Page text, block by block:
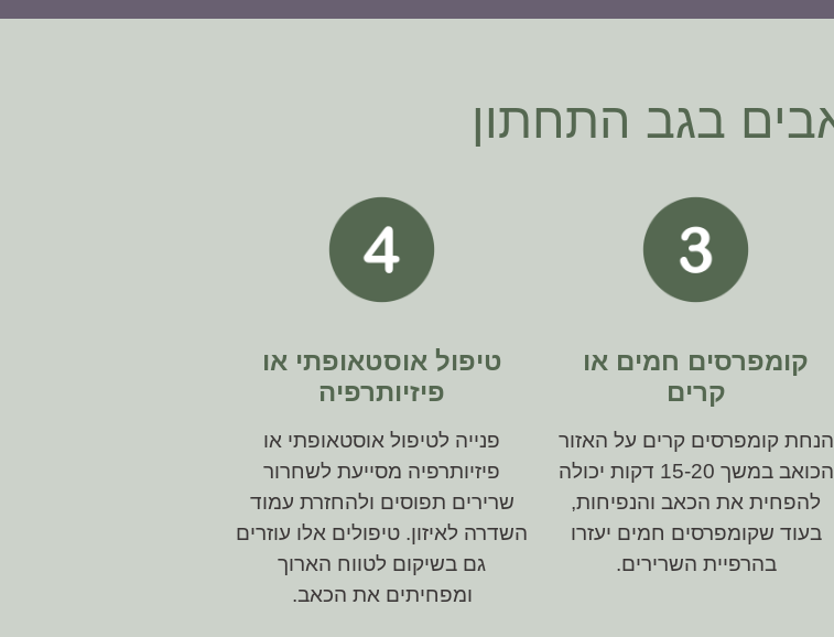
קומפרסים חמים או
קרים
הנחת קומפרסים קרים על האזור
הכואב במשך 15-20 דקות יכולה
להפחית את הכאב והנפיחות,
בעוד שקומפרסים חמים יעזרו
בהרפיית השרירים.
טיפול אוסטאופתי או
פיזיותרפיה
פנייה לטיפול אוסטאופתי או
פיזיותרפיה מסייעת לשחרור
שרירים תפוסים ולהחזרת עמוד
השדרה לאיזון. טיפולים אלו עוזרים
גם בשיקום לטווח הארוך
ומפחיתים את הכאב.